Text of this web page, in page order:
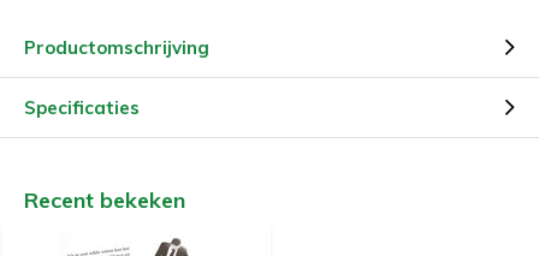
Productomschrijving
Specificaties
Recent bekeken